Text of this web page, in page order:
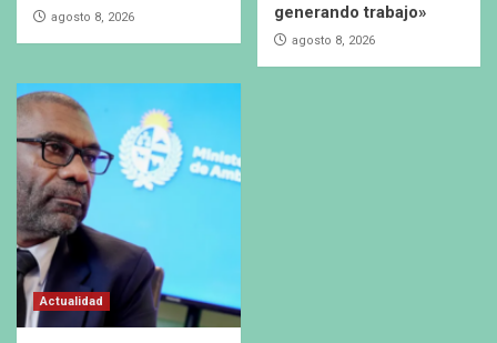
agosto 8, 2026
generando trabajo»
agosto 8, 2026
Actualidad